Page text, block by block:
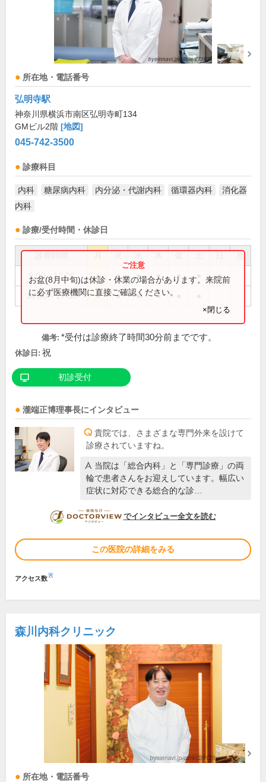
所在地・電話番号
弘明寺駅
神奈川県横浜市南区弘明寺町134
GMビル2階 [地図]
045-742-3500
診療科目
内科 糖尿病内科 内分泌・代謝内科 循環器内科
消化器
内科
診療/受付時間・休診日
祝
9:00～12:00 ● ● ● ● ● ●
14:00～17:00 ● ● ● ●
お盆(8月中旬)は休診・休業の場合があります。来院前
に必ず医療機関に直接ご確認ください。
×閉じる
備考: *受付は診療終了時間30分前までです。
休診日: 祝
初診受付
瀧端正博理事長にインタビュー
貴院では、さまざまな専門外来を設けて
診療されていますね。
当院は「総合内科」と「専門診療」の両
輪で患者さんをお迎えしています。幅広い
症状に対応できる総合的な診…
DOCTORVIEW
でインタビュー全文を読む
この医院の詳細をみる
アクセス数※
森川内科クリニック
所在地・電話番号